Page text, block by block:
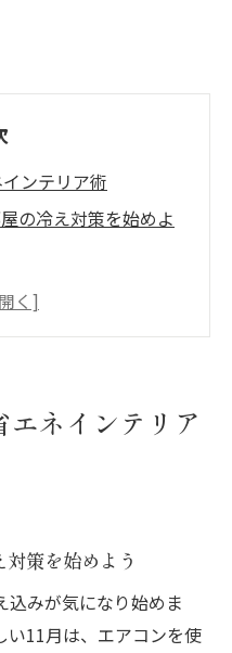
ンテリア術
の冷え対策を始めよ
ア選びで快適な冬を
テリアアイテムの選
がもたらす温かな空
ツを解説
から暖かさを体感し
ネインテリア
策を始めよう
込みが気になり始めま
い11月は、エアコンを使